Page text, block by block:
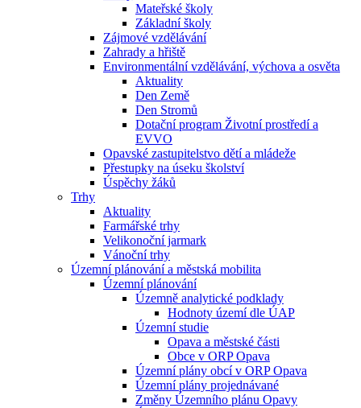
Mateřské školy
Základní školy
Zájmové vzdělávání
Zahrady a hřiště
Environmentální vzdělávání, výchova a osvěta
Aktuality
Den Země
Den Stromů
Dotační program Životní prostředí a
EVVO
Opavské zastupitelstvo dětí a mládeže
Přestupky na úseku školství
Úspěchy žáků
Trhy
Aktuality
Farmářské trhy
Velikonoční jarmark
Vánoční trhy
Územní plánování a městská mobilita
Územní plánování
Územně analytické podklady
Hodnoty území dle ÚAP
Územní studie
Opava a městské části
Obce v ORP Opava
Územní plány obcí v ORP Opava
Územní plány projednávané
Změny Územního plánu Opavy